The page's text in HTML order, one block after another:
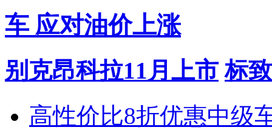
车 应对油价上涨
别克昂科拉11月上市 标
高性价比8折优惠中级